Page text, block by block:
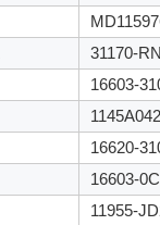
31170-
16603-
1145A042
16620-
16603-
11955-